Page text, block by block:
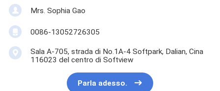
Mrs. Sophia Gao
0086-13052726305
Sala A-705, strada di No.1A-4 Softpark, Dalian, Cina
116023 del centro di Softview
Parla adesso.